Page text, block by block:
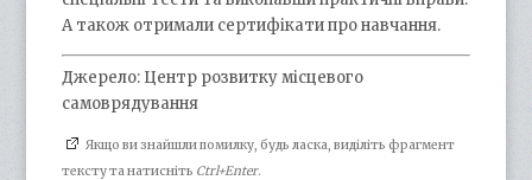
А також отримали сертифікати про навчання.
Джерело: Центр розвитку місцевого
самоврядування
Якщо ви знайшли помилку, будь ласка, виділіть фрагмент
тексту та натисніть Ctrl+Enter.